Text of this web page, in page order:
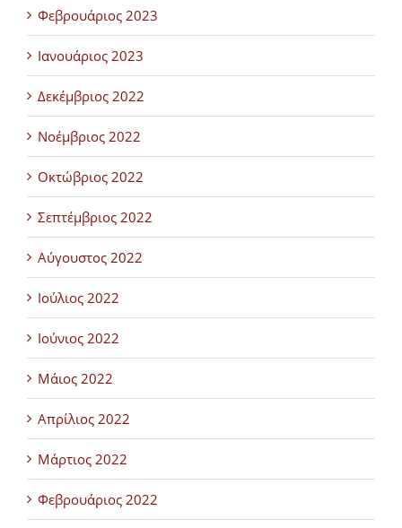
Φεβρουάριος 2023
Ιανουάριος 2023
Δεκέμβριος 2022
Νοέμβριος 2022
Οκτώβριος 2022
Σεπτέμβριος 2022
Αύγουστος 2022
Ιούλιος 2022
Ιούνιος 2022
Μάιος 2022
Απρίλιος 2022
Μάρτιος 2022
Φεβρουάριος 2022